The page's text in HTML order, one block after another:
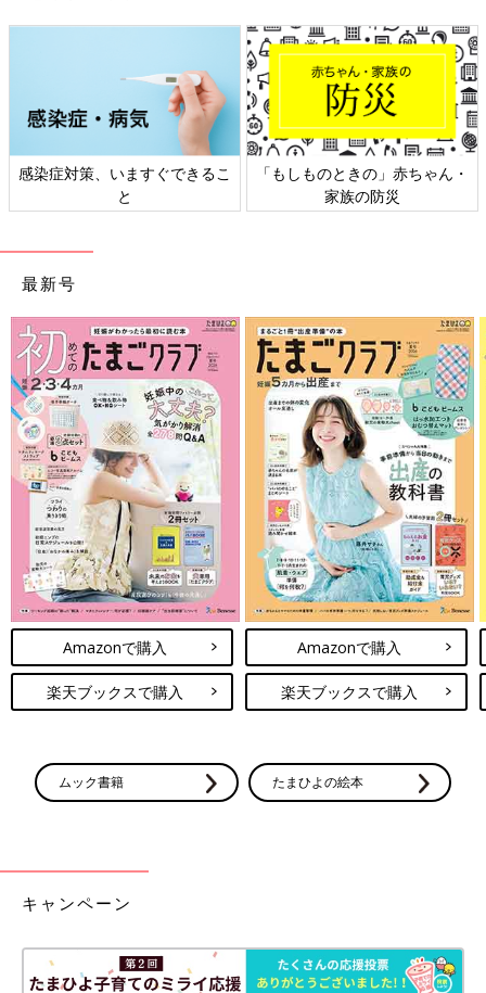
感染症対策、いますぐできるこ
と
「もしものときの」赤ちゃん・
家族の防災
最新号
Amazonで購入
楽天ブックスで購入
Amazonで購入
楽天ブックスで購入
ムック書籍 たまひよの絵本
キャンペーン